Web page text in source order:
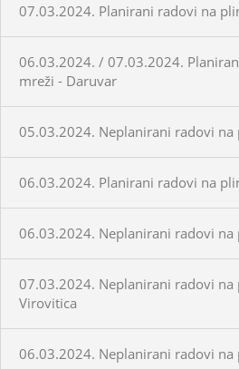
07.03.2024. Planirani radovi na
06.03.2024. / 07.03.2024.
mreži - Daruvar
05.03.2024. Neplanirani radovi na
06.03.2024. Planirani radovi na
06.03.2024. Neplanirani radovi na
07.03.2024. Neplanirani radovi na
Virovitica
06.03.2024. Neplanirani radovi